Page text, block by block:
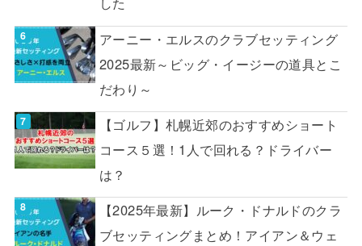
アーニー・エルスのクラブセッティング
2025最新～ビッグ・イージーの道具とこ
だわり～
【ゴルフ】札幌近郊のおすすめショート
コース５選！1人で回れる？ドライバー
は？
【2025年最新】ルーク・ドナルドのクラ
ブセッティングまとめ！アイアン＆ウェ